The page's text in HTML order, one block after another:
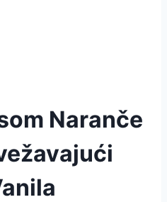
Naranče